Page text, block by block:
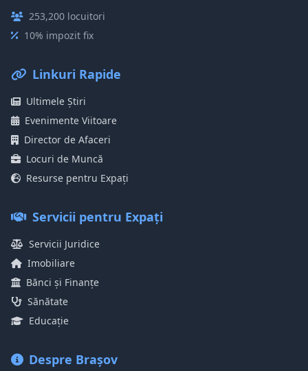
253,200 locuitori
10% impozit fix
Linkuri Rapide
Ultimele Știri
Evenimente Viitoare
Director de Afaceri
Locuri de Muncă
Resurse pentru Expați
Servicii pentru Expați
Servicii Juridice
Imobiliare
Bănci și Finanțe
Sănătate
Educație
Despre Brașov